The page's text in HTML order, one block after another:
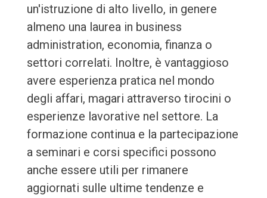
un'istruzione di alto livello, in genere
almeno una laurea in business
administration, economia, finanza o
settori correlati. Inoltre, è vantaggioso
avere esperienza pratica nel mondo
degli affari, magari attraverso tirocini o
esperienze lavorative nel settore. La
formazione continua e la partecipazione
a seminari e corsi specifici possono
anche essere utili per rimanere
aggiornati sulle ultime tendenze e